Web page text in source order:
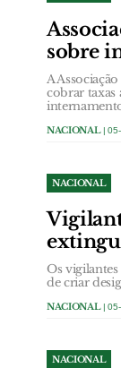
sobre
A
cobrar taxas
NACIONAL| 05-
NACIONAL
Os
de criar
NACIONAL| 05-
NACIONAL